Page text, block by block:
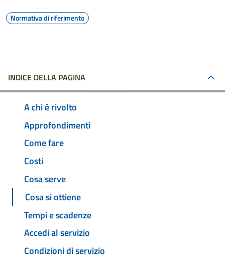
Normativa di riferimento
INDICE DELLA PAGINA
A chi è rivolto
Approfondimenti
Come fare
Costi
Cosa serve
Cosa si ottiene
Tempi e scadenze
Accedi al servizio
Condizioni di servizio